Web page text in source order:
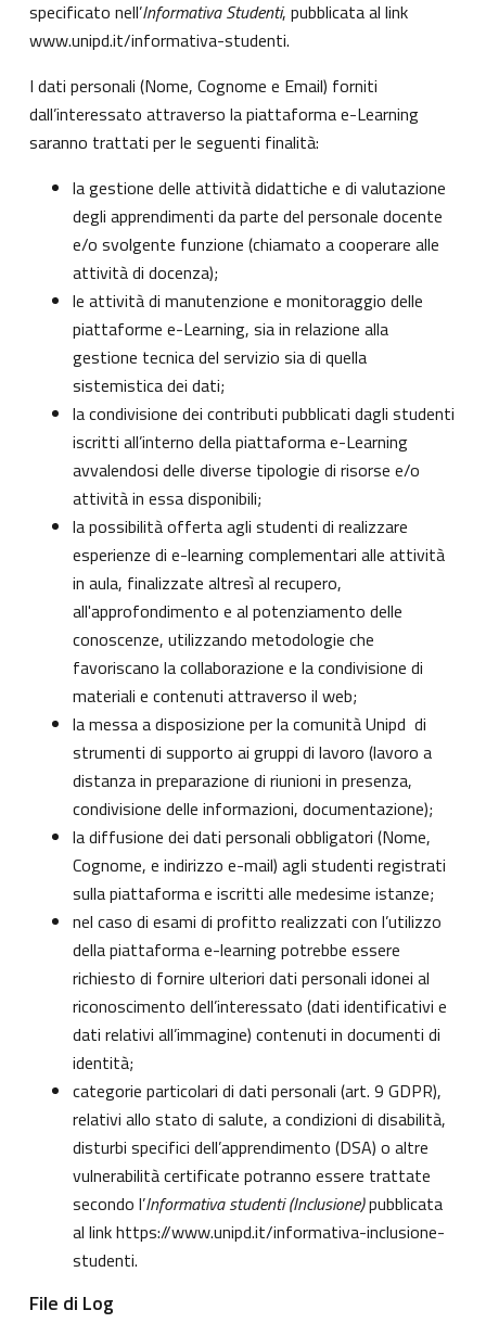
specificato nell’Informativa Studenti, pubblicata al link
www.unipd.it/informativa-studenti.
I dati personali (Nome, Cognome e Email) forniti
dall’interessato attraverso la piattaforma e-Learning
saranno trattati per le seguenti finalità:
la gestione delle attività didattiche e di valutazione
degli apprendimenti da parte del personale docente
e/o svolgente funzione (chiamato a cooperare alle
attività di docenza);
le attività di manutenzione e monitoraggio delle
piattaforme e-Learning, sia in relazione alla
gestione tecnica del servizio sia di quella
sistemistica dei dati;
la condivisione dei contributi pubblicati dagli studenti
iscritti all’interno della piattaforma e-Learning
avvalendosi delle diverse tipologie di risorse e/o
attività in essa disponibili;
la possibilità offerta agli studenti di realizzare
esperienze di e-learning complementari alle attività
in aula, finalizzate altresì al recupero,
all'approfondimento e al potenziamento delle
conoscenze, utilizzando metodologie che
favoriscano la collaborazione e la condivisione di
materiali e contenuti attraverso il web;
la messa a disposizione per la comunità Unipd di
strumenti di supporto ai gruppi di lavoro (lavoro a
distanza in preparazione di riunioni in presenza,
condivisione delle informazioni, documentazione);
la diffusione dei dati personali obbligatori (Nome,
Cognome, e indirizzo e-mail) agli studenti registrati
sulla piattaforma e iscritti alle medesime istanze;
nel caso di esami di profitto realizzati con l’utilizzo
della piattaforma e-learning potrebbe essere
richiesto di fornire ulteriori dati personali idonei al
riconoscimento dell’interessato (dati identificativi e
dati relativi all’immagine) contenuti in documenti di
identità;
categorie particolari di dati personali (art. 9 GDPR),
relativi allo stato di salute, a condizioni di disabilità,
disturbi specifici dell’apprendimento (DSA) o altre
vulnerabilità certificate potranno essere trattate
secondo l’Informativa studenti (Inclusione)pubblicata
al linkhttps://www.unipd.it/informativa-inclusione-
studenti.
File di Log